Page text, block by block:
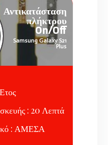
Αντικατάσταση
πλήκτρου
On/Off
Samsung Galaxy S21
Plus
: 20 Λεπτά
: ΑΜΕΣΑ